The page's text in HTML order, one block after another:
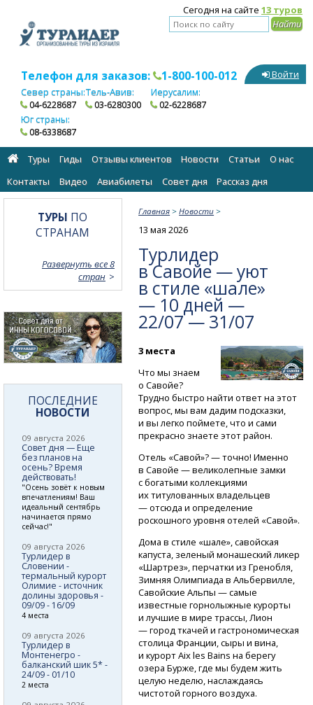
Сегодня на сайте 13 туров
Телефон для заказов: 1-800-100-012
Север страны:
04-6228687
Тель-Авив:
03-6280300
Иерусалим:
02-6228687
Юг страны:
08-6338687
Войти
Туры Гиды Отзывы клиентов Новости Статьи
О нас
Контакты
Видео Авиабилеты Cовет дня Рассказ дня
Главная >Новости >
13 мая 2026
Турлидер
в Савойе — уют
в стиле «шале»
— 10 дней —
22/07 — 31/07
3 места
Что мы знаем
о Савойе?
Трудно быстро найти ответ на этот
вопрос, мы вам дадим подсказки,
и вы легко поймете, что и сами
прекрасно знаете этот район.
Отель «Савой»? — точно! Именно
в Савойе — великолепные замки
с богатыми коллекциями
их титулованных владельцев
— отсюда и определение
роскошного уровня отелей «Савой».
Дома в стиле «шале», савойская
капуста, зеленый монашеский ликер
«Шартрез», перчатки из Гренобля,
Зимняя Олимпиада в Альбервилле,
Савойские Альпы — самые
известные горнолыжные курорты
и лучшие в мире трассы, Лион
— город ткачей и гастрономическая
столица Франции, сыры и вина,
и курорт Aix les Bains на берегу
озера Бурже, где мы будем жить
целую неделю, наслаждаясь
чистотой горного воздуха.
ТУРЫ ПО
СТРАНАМ
Развернуть все 8
стран
ПОСЛЕДНИЕ
НОВОСТИ
09 августа 2026
Совет дня — Еще
без планов на
осень? Время
действовать!
"Осень зовёт к новым
впечатлениям! Ваш
идеальный сентябрь
начинается прямо
сейчас!"
09 августа 2026
Турлидер в
Словении -
термальный курорт
Олимие - источник
долины здоровья -
09/09 - 16/09
4 места
09 августа 2026
Турлидер в
Монтенегро -
балканский шик 5* -
24/09 - 01/10
2 места